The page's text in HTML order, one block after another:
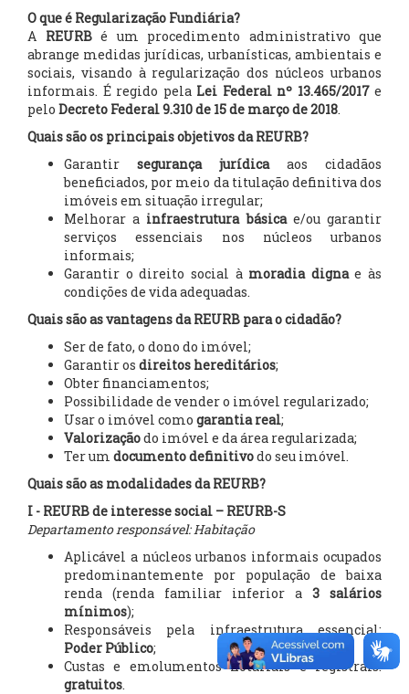
O que é Regularização Fundiária?
A REURBé um procedimento administrativo que
abrange medidas jurídicas, urbanísticas, ambientais e
sociais, visando à regularização dos núcleos urbanos
informais. É regido pela Lei Federal nº 13.465/2017e
pelo Decreto Federal 9.310 de 15 de março de 2018.
Quais são os principais objetivos da REURB?
Garantir segurança jurídicaaos cidadãos
beneficiados, por meio da titulação definitiva dos
imóveis em situação irregular;
Melhorar a infraestrutura básicae/ou garantir
serviços essenciais nos núcleos urbanos
informais;
Garantir o direito social à moradia dignae às
condições de vida adequadas.
Quais são as vantagens da REURB para o cidadão?
Ser de fato, o dono do imóvel;
Garantir os direitos hereditários;
Obter financiamentos;
Possibilidade de vender o imóvel regularizado;
Usar o imóvel como garantia real;
Valorizaçãodo imóvel e da área regularizada;
Ter um documento definitivodo seu imóvel.
Quais são as modalidades da REURB?
I - REURB de interesse social – REURB-S
Departamento responsável: Habitação
Aplicável a núcleos urbanos informais ocupados
predominantemente por população de baixa
renda (renda familiar inferior a 3 salários
mínimos);
Responsáveis pela infraestrutura essencial:
Poder Público;
Custas e emolumentos notariais e registrais:
gratuitos.